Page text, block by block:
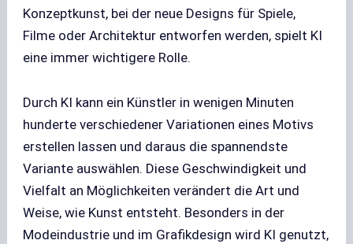
Konzeptkunst, bei der neue Designs für Spiele,
Filme oder Architektur entworfen werden, spielt KI
eine immer wichtigere Rolle.
Durch KI kann ein Künstler in wenigen Minuten
hunderte verschiedener Variationen eines Motivs
erstellen lassen und daraus die spannendste
Variante auswählen. Diese Geschwindigkeit und
Vielfalt an Möglichkeiten verändert die Art und
Weise, wie Kunst entsteht. Besonders in der
Modeindustrie und im Grafikdesign wird KI genutzt,